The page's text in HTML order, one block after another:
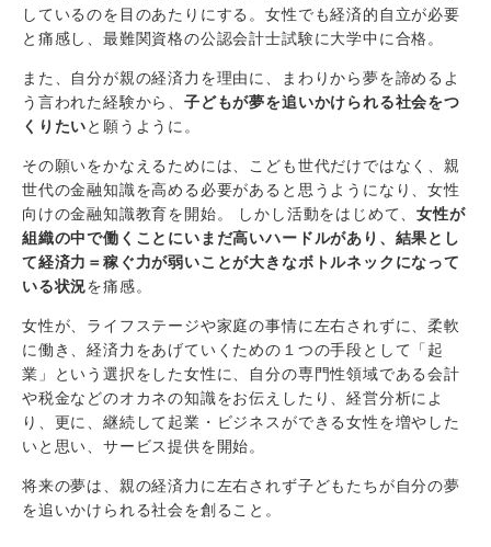
しているのを目のあたりにする。女性でも経済的自立が必要
と痛感し、最難関資格の公認会計士試験に大学中に合格。
また、自分が親の経済力を理由に、まわりから夢を諦めるよ
う言われた経験から、子どもが夢を追いかけられる社会をつ
くりたいと願うように。
その願いをかなえるためには、こども世代だけではなく、親
世代の金融知識を高める必要があると思うようになり、女性
向けの金融知識教育を開始。 しかし活動をはじめて、女性が
組織の中で働くことにいまだ高いハードルがあり、結果とし
て経済力＝稼ぐ力が弱いことが大きなボトルネックになって
いる状況を痛感。
女性が、ライフステージや家庭の事情に左右されずに、柔軟
に働き、経済力をあげていくための１つの手段として「起
業」という選択をした女性に、自分の専門性領域である会計
や税金などのオカネの知識をお伝えしたり、経営分析によ
り、更に、継続して起業・ビジネスができる女性を増やした
いと思い、サービス提供を開始。
将来の夢は、親の経済力に左右されず子どもたちが自分の夢
を追いかけられる社会を創ること。